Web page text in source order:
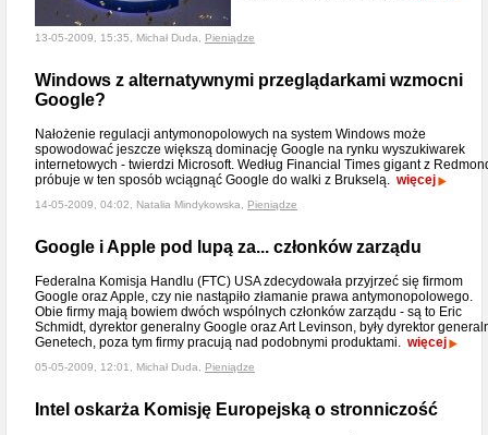
13-05-2009, 15:35, Michał Duda, Pieniądze
Windows z alternatywnymi przeglądarkami wzmocni
Google?
Nałożenie regulacji antymonopolowych na system Windows może
spowodować jeszcze większą dominację Google na rynku wyszukiwarek
internetowych - twierdzi Microsoft. Według Financial Times gigant z
próbuje w ten sposób wciągnąć Google do walki z Brukselą. więcej
14-05-2009, 04:02, Natalia Mindykowska, Pieniądze
Google i Apple pod lupą za... członków zarządu
Federalna Komisja Handlu (FTC) USA zdecydowała przyjrzeć się firmom
Google oraz Apple, czy nie nastąpiło złamanie prawa antymonopolowego.
Obie firmy mają bowiem dwóch wspólnych członków zarządu - są to Eric
Schmidt, dyrektor generalny Google oraz Art Levinson, były dyrektor
Genetech, poza tym firmy pracują nad podobnymi produktami. więcej
05-05-2009, 12:01, Michał Duda, Pieniądze
Intel oskarża Komisję Europejską o stronniczość